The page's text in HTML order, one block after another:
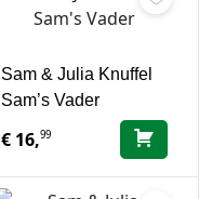
Sam & Julia Knuffel
Sam’s Vader
€16,99